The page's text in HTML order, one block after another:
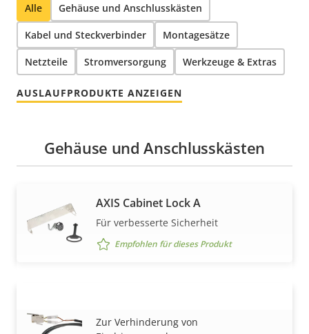
Alle Gehäuse und Anschlusskästen
Kabel und Steckverbinder Montagesätze
Netzteile Stromversorgung Werkzeuge & Extras
AUSLAUFPRODUKTE ANZEIGEN
MEHR ANZEIGEN
Gehäuse und Anschlusskästen
AXIS Cabinet Lock A
Für verbesserte Sicherheit
Empfohlen für dieses Produkt
Zur Verhinderung von